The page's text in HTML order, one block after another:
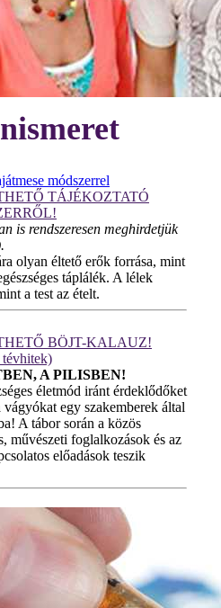
módszerrel
TÁJÉKOZTATÓ
is rendszeresen meghirdetjük
olyan éltető erők forrása, mint
táplálék. A lélek
a test az ételt.
BÖJT-KALAUZ!
tévhitek)
A PILISBEN!
életmód iránt érdeklődőket
egy szakemberek által
A tábor során a közös
művészeti foglalkozások és az
előadások teszik